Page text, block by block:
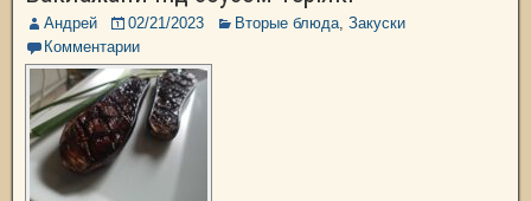
Андрей 02/21/2023 Вторые блюда, Закуски
Комментарии